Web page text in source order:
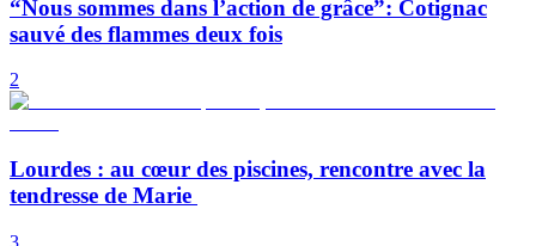
“Nous sommes dans l’action de grâce”: Cotignac
sauvé des flammes deux fois
2
Lourdes : au cœur des piscines, rencontre avec la
tendresse de Marie
3